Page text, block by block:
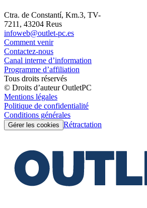
Ctra. de Constantí, Km.3, TV-
7211, 43204 Reus
infoweb@outlet-pc.es
Comment venir
Contactez-nous
Canal interne d’information
Programme d’affiliation
Tous droits réservés
© Droits d’auteur OutletPC
Mentions légales
Politique de confidentialité
Conditions générales
Gérer les cookies Rétractation